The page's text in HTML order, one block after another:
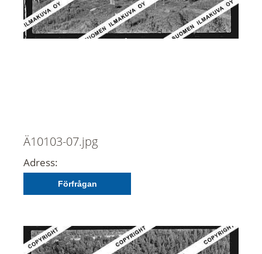
Ä10103-07.jpg
Adress:
Förfrågan